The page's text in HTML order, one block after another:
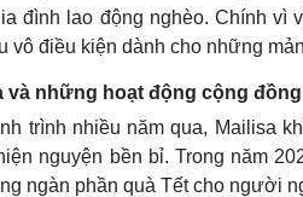
đình lao động nghèo. Chính vì
vô điều kiện dành cho những
và những hoạt động cộng
trình nhiều năm qua, Mailisa
nguyện bền bỉ. Trong năm
ngàn phần quà Tết cho người